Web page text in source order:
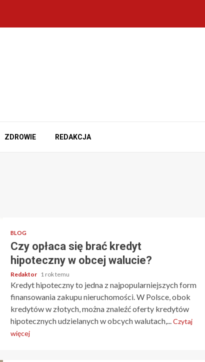
ZDROWIE REDAKCJA
BLOG
Czy opłaca się brać kredyt
hipoteczny w obcej walucie?
Redaktor 1 rok temu
Kredyt hipoteczny to jedna z najpopularniejszych form
finansowania zakupu nieruchomości. W Polsce, obok
kredytów w złotych, można znaleźć oferty kredytów
hipotecznych udzielanych w obcych walutach,... Czytaj
więcej